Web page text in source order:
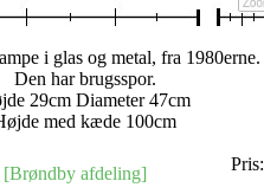
i glas og metal, fra 1980erne.
Den har brugsspor.
29cm Diameter 47cm
med kæde 100cm
[Brøndby afdeling] Pris: